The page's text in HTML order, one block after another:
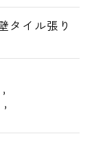
ど、今人気
条件等が
ターフォ
ボックス
タイル張り
,
,